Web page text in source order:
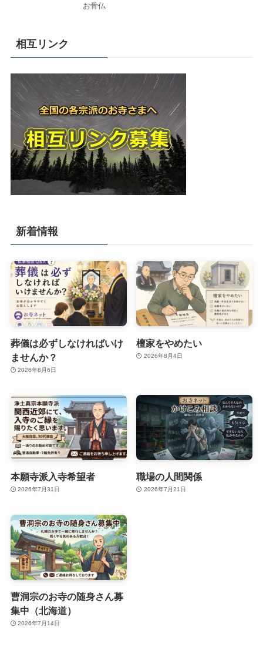
お骨仏
相互リンク
新着情報
葬儀は必ずしなければいけ
ませんか？
2026年8月6日
檀家をやめたい
2026年8月4日
本願寺派入寺希望者
2026年7月31日
職場の人間関係
2026年7月21日
曹洞宗のお寺の随身さん募
集中（北海道）
2026年7月14日